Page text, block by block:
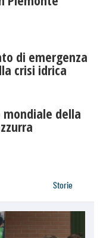
di emergenza
crisi idrica
della